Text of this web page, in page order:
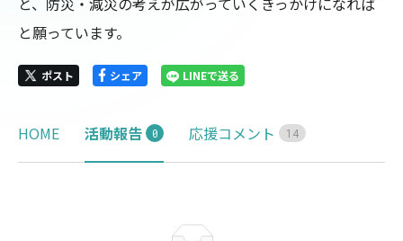
と願っています。
ポスト シェア LINEで送る
HOME 活動報告 0 応援コメント 1 4